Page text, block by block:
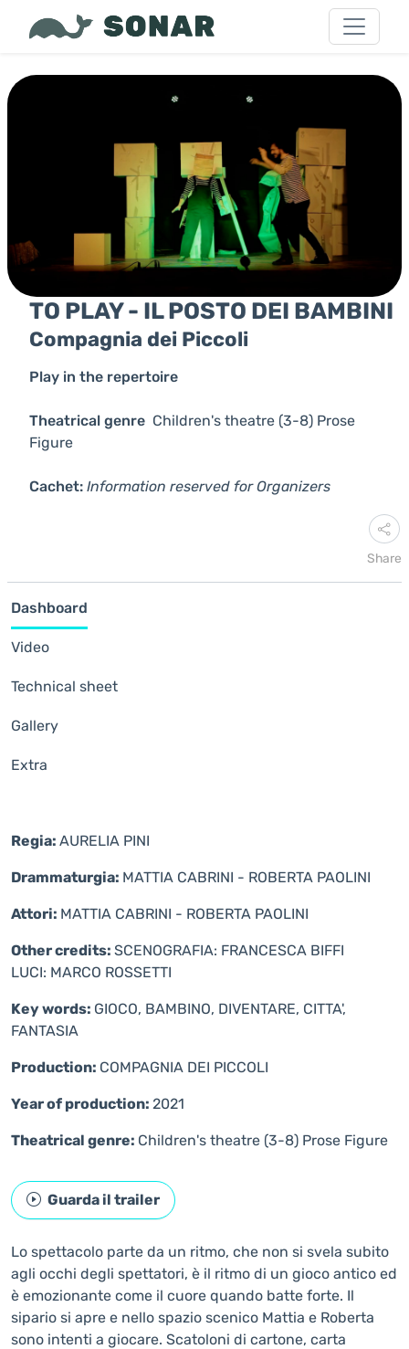
TO PLAY - IL POSTO DEI BAMBINI
Compagnia dei Piccoli
Play in the repertoire
Theatrical genre Children's theatre (3-8) Prose
Figure
Cachet: Information reserved for Organizers
Share
Dashboard
Video
Technical sheet
Gallery
Extra
Regia: AURELIA PINI
Drammaturgia: MATTIA CABRINI - ROBERTA PAOLINI
Attori: MATTIA CABRINI - ROBERTA PAOLINI
Other credits: SCENOGRAFIA: FRANCESCA BIFFI
LUCI: MARCO ROSSETTI
Key words: GIOCO, BAMBINO, DIVENTARE, CITTA',
FANTASIA
Production: COMPAGNIA DEI PICCOLI
Year of production: 2021
Theatrical genre: Children's theatre (3-8) Prose Figure
Guarda il trailer
Lo spettacolo parte da un ritmo, che non si svela subito
agli occhi degli spettatori, è il ritmo di un gioco antico ed
è emozionante come il cuore quando batte forte. Il
sipario si apre e nello spazio scenico Mattia e Roberta
sono intenti a giocare. Scatoloni di cartone, carta